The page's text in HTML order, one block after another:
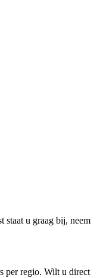
staat u graag bij, neem
per regio. Wilt u direct